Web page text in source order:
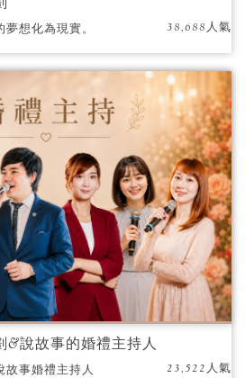
想化為現實。 38,688人氣
&說故事的婚禮主持人
故事婚禮主持人 23,522人氣